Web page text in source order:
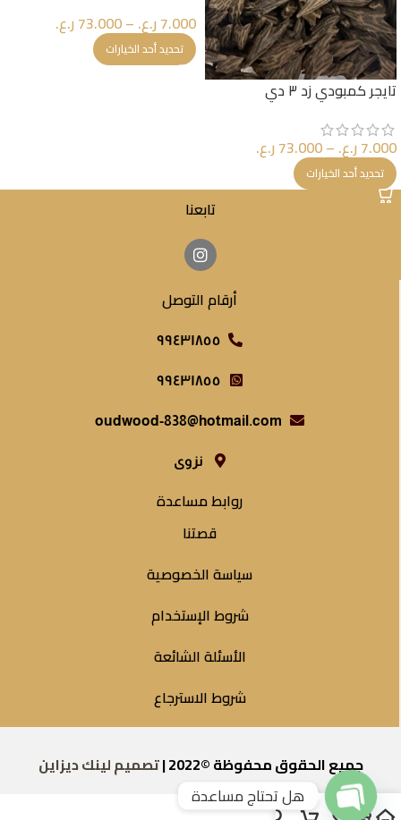
تايجر كمبودي زد ٣ دي
7.000ر.ع. –
73.000ر.ع.
تحديد أحد الخيارات
7.000ر.ع. –
73.000ر.ع.
تحديد أحد الخيارات
تابعنا
أرقام التوصل
٩٩٤٣١٨٥٥
٩٩٤٣١٨٥٥
oudwood-838@hotmail.com
نزوى
روابط مساعدة
قصتنا
سياسة الخصوصية
شروط الإستخدام
الأسئلة الشائعة
شروط الاسترجاع
جميع الحقوق محفوظة ©2022 | تصميم لينك ديزاين
هل تحتاج مساعدة